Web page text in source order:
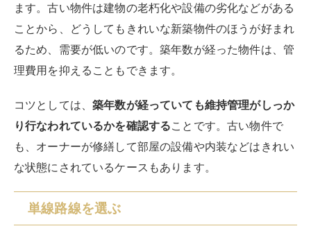
ます。古い物件は建物の老朽化や設備の劣化などがある
ことから、どうしてもきれいな新築物件のほうが好まれ
るため、需要が低いのです。築年数が経った物件は、管
理費用を抑えることもできます。
コツとしては、築年数が経っていても維持管理がしっか
り行なわれているかを確認することです。古い物件で
も、オーナーが修繕して部屋の設備や内装などはきれい
な状態にされているケースもあります。
単線路線を選ぶ